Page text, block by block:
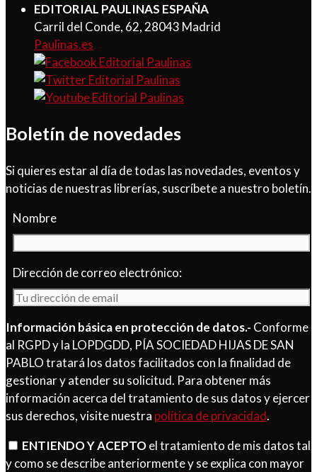
EDITORIAL PAULINAS ESPAÑA
Carril del Conde, 62, 28043 Madrid
Paulinas.es
Boletín de novedades
Si quieres estar al día de todas las novedades, eventos y
noticias de nuestras librerías, suscríbete a nuestro boletín.
Nombre
Dirección de correo electrónico:
Información básica en protección de datos.- Conforme
al RGPD y la LOPDGDD, PÍA SOCIEDAD HIJAS DE SAN
PABLO tratará los datos facilitados con la finalidad de
gestionar y atender su solicitud. Para obtener más
información acerca del tratamiento de sus datos y ejercer
sus derechos, visite nuestra política de privacidad.
ENTIENDO Y ACEPTOel tratamiento de mis datos tal
y como se describe anteriormente y se explica con mayor